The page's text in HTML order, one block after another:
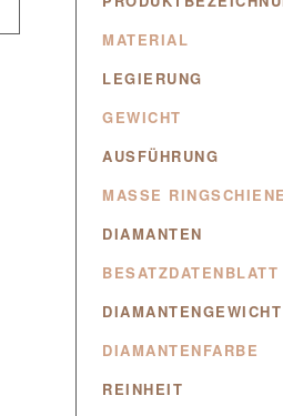
MATERIAL
LEGIERUNG
GEWICHT
AUSFÜHRUNG
MASSE RINGSCHIENE
DIAMANTEN
BESATZDATENBLATT
DIAMANTENGEWICHT
DIAMANTENFARBE
REINHEIT